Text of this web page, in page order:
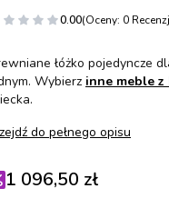
0.00(Oceny: 0
łóżko pojedyncze
Wybierz inne meble
do pełnego opisu
1 096,50 zł